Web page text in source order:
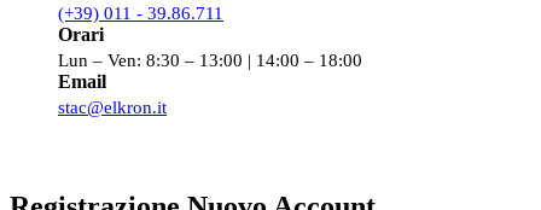
(+39) 011 - 39.86.711
Orari
Lun – Ven: 8:30 – 13:00 | 14:00 – 18:00
Email
stac@elkron.it